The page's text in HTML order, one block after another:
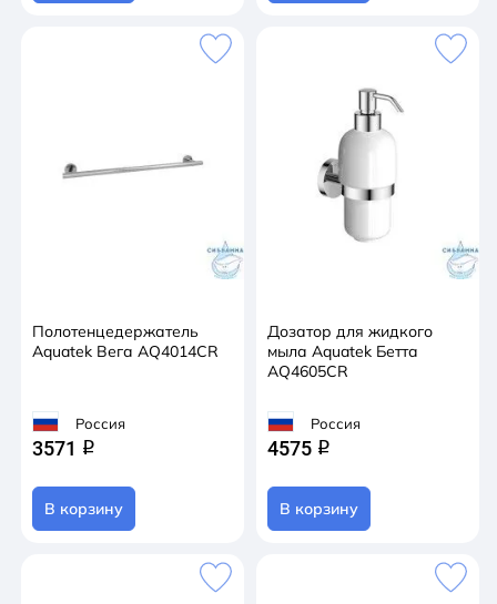
Полотенцедержатель
Aquatek Вега AQ4014CR
Россия
3571 q
В корзину
Дозатор для жидкого
мыла Aquatek Бетта
AQ4605CR
Россия
4575 q
В корзину